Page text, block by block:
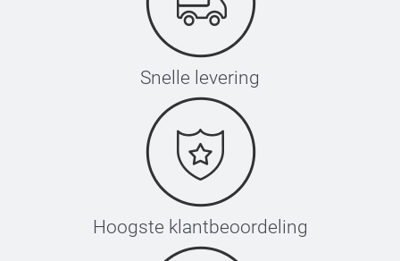
Snelle levering
Hoogste klantbeoordeling